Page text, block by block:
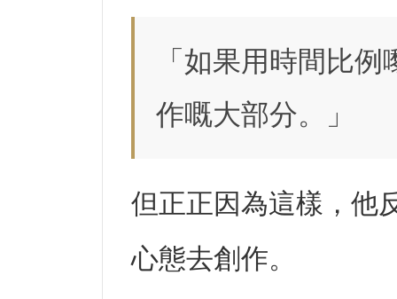
「如果用時間比
作嘅大部分。」
但正正因為這樣，他
心態去創作。